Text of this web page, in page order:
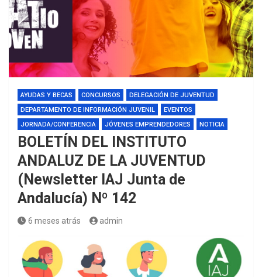
AYUDAS Y BECAS CONCURSOS
DELEGACIÓN DE JUVENTUD
DEPARTAMENTO DE INFORMACIÓN JUVENIL
EVENTOS
JORNADA/CONFERENCIA
JÓVENES EMPRENDEDORES NOTICIA
BOLETÍN DEL INSTITUTO
ANDALUZ DE LA JUVENTUD
(Newsletter IAJ Junta de
Andalucía) Nº 142
6 meses atrás admin